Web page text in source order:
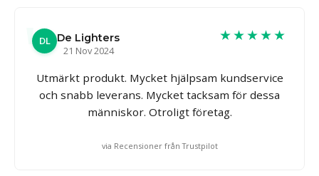
DL De Lighters
21 Nov 2024
★★★★★
Utmärkt produkt. Mycket hjälpsam kundservice
och snabb leverans. Mycket tacksam för dessa
människor. Otroligt företag.
via Recensioner från Trustpilot